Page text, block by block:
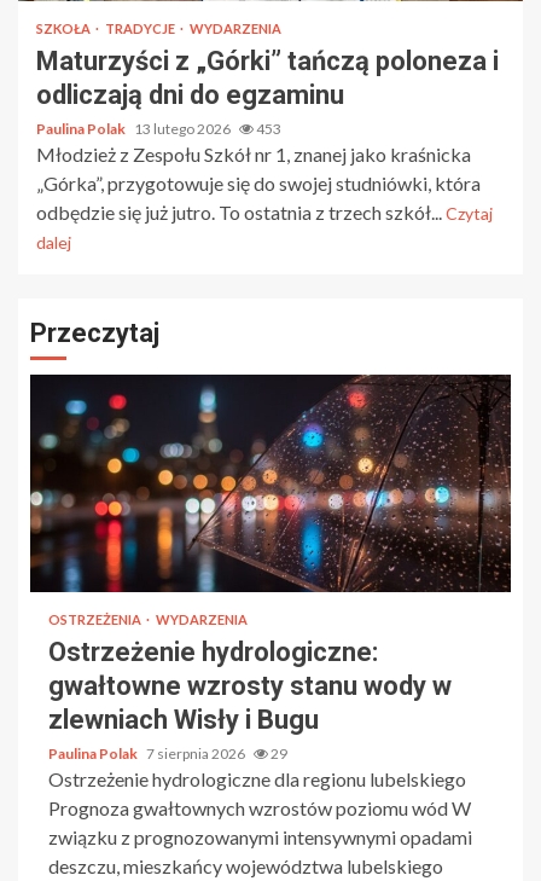
SZKOŁA TRADYCJE WYDARZENIA
Maturzyści z „Górki” tańczą poloneza i
odliczają dni do egzaminu
Paulina Polak 13 lutego 2026 453
Młodzież z Zespołu Szkół nr 1, znanej jako kraśnicka
„Górka”, przygotowuje się do swojej studniówki, która
odbędzie się już jutro. To ostatnia z trzech szkół...Czytaj
dalej
Przeczytaj
OSTRZEŻENIA WYDARZENIA
Ostrzeżenie hydrologiczne:
gwałtowne wzrosty stanu wody w
zlewniach Wisły i Bugu
Paulina Polak 7 sierpnia 2026 29
Ostrzeżenie hydrologiczne dla regionu lubelskiego
Prognoza gwałtownych wzrostów poziomu wód W
związku z prognozowanymi intensywnymi opadami
deszczu, mieszkańcy województwa lubelskiego